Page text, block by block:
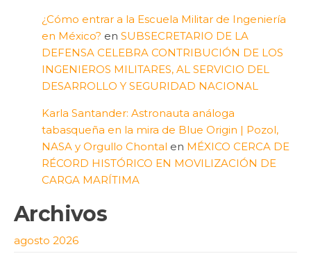
¿Cómo entrar a la Escuela Militar de Ingeniería
en México? en SUBSECRETARIO DE LA
DEFENSA CELEBRA CONTRIBUCIÓN DE LOS
INGENIEROS MILITARES, AL SERVICIO DEL
DESARROLLO Y SEGURIDAD NACIONAL
Karla Santander: Astronauta análoga
tabasqueña en la mira de Blue Origin | Pozol,
NASA y Orgullo Chontal en MÉXICO CERCA DE
RÉCORD HISTÓRICO EN MOVILIZACIÓN DE
CARGA MARÍTIMA
Archivos
agosto 2026